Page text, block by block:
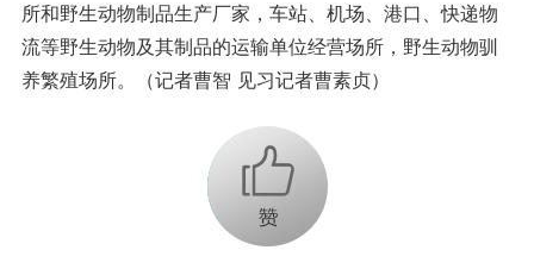
所和野生动物制品生产厂家，车站、机场、港口、快递物
流等野生动物及其制品的运输单位经营场所，野生动物驯
养繁殖场所。（记者曹智 见习记者曹素贞）
+1